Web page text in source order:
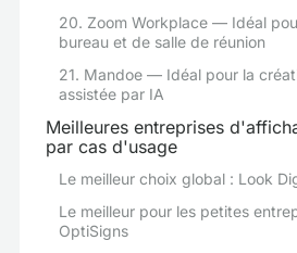
20. Zoom Workplace — Idéal
bureau et de salle de réunion
21. Mandoe — Idéal pour la
assistée par IA
Meilleures entreprises
par cas d'usage
Le meilleur choix global : Look
Le meilleur pour les petites
OptiSigns